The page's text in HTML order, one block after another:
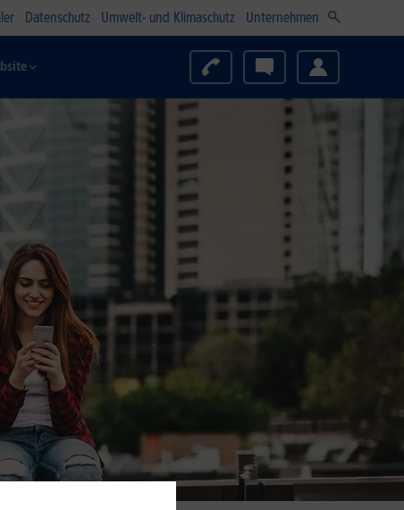
Datenschutz Umwelt- und Klimaschutz Unternehmen